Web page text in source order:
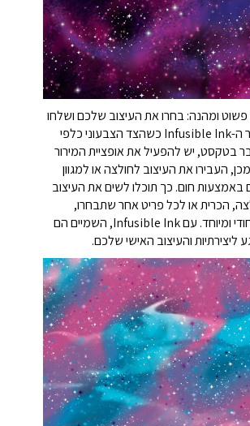
ומהנה: בחרו את העיצוב שלכם ושלחו
לחיתוך את חומר ה-Infusible Ink כשהצד הצבעוני כלפי
בטקסט, יש להפעיל את אופציית המירור
העבירו את העיצוב לחולצה או למגוון
באמצעות חום. כך תוכלו לשים את העיצוב
הכרית או לכל פריט אחר שתבחרו,
ולהפוך אותו לייחודי ומיוחד. עם Infusible Ink, השמיים הם
ליצירתיות והעיצוב האישי שלכם.